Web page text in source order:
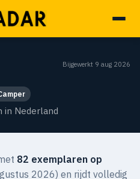
Bijgewerkt 9 aug 2026
Nederland
82 exemplaren op
2026) en rijdt volledig